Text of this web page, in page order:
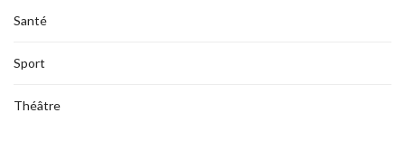
Santé
Sport
Théâtre